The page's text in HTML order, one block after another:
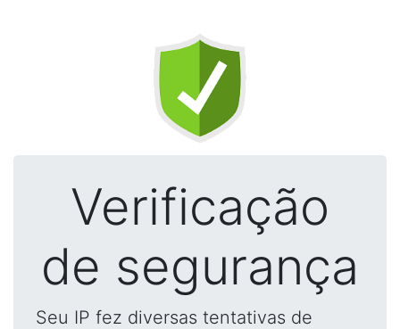
Verificação
de segurança
Seu IP fez diversas tentativas de